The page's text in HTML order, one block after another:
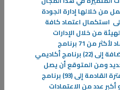
من خلالها إدارة الجودة
استكمال اعتماد كافة
من خلال الإدارات
المعنية لتحقيق الاعتماد لأكثر من 71 برنامج
أكاديمي وتدريبي، بالإضافة إلى (22) برنامج أكاديمي
ومن المتوقع أن يصل
العدد الإجمالي خلال الفترة القادمة إلى (93) برنامج
عدد من الاعتمادات